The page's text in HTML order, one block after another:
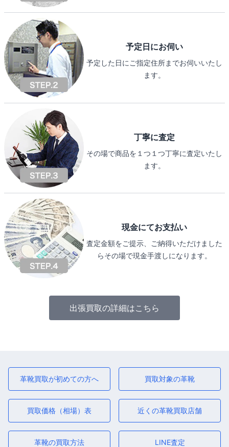
予定日にお伺い
予定した日にご指定住所までお伺いいたし
ます。
丁寧に査定
その場で商品を１つ１つ丁寧に査定いたし
ます。
現金にてお支払い
査定金額をご提示、ご納得いただけました
らその場で現金手渡しになります。
出張買取の詳細はこちら
革靴買取が初めての方へ 買取対象の革靴
買取価格（相場）表 近くの革靴買取店舗
革靴の買取方法 LINE査定